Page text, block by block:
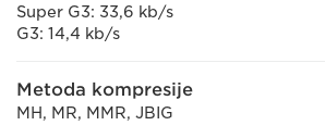
Super G3: 33,6 kb/s
G3: 14,4 kb/s
Metoda kompresije
MH, MR, MMR, JBIG